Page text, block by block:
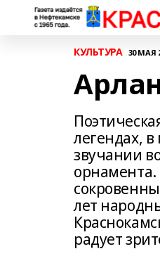
КУЛЬТУРА 30 МАЯ
легендах,
звучании
лет
радует